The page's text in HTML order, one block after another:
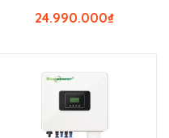
₫
24.990.000